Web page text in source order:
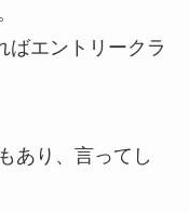
ばエントリークラ
あり、言ってし